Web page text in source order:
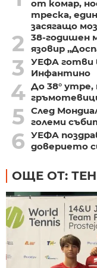
от комар,
треска,
засягащо
2
38-годишен
язовир
3
УЕФА готви
Инфантино
4 До 38°
5 След
големи
6 УЕФА
доверието
ОЩЕ ОТ: